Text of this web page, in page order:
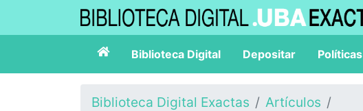
Biblioteca Digital Depositar Políticas
Biblioteca Digital Exactas Artículos